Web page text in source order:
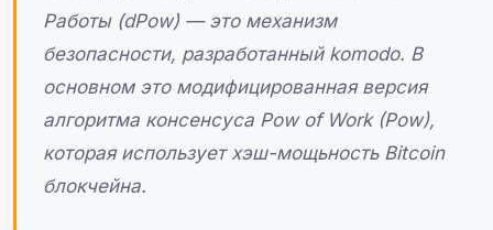
Работы (dPow) — это механизм
безопасности, разработанный komodo. В
основном это модифицированная версия
алгоритма консенсуса Pow of Work (Pow),
которая использует хэш-мощьность Bitcoin
блокчейна.